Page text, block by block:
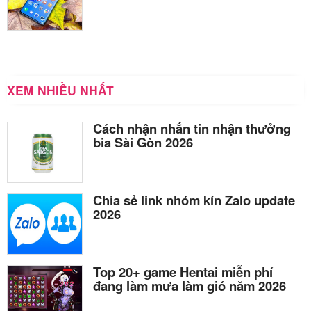
XEM NHIỀU NHẤT
Cách nhận nhắn tin nhận thưởng
bia Sài Gòn 2026
Chia sẻ link nhóm kín Zalo update
2026
Top 20+ game Hentai miễn phí
đang làm mưa làm gió năm 2026